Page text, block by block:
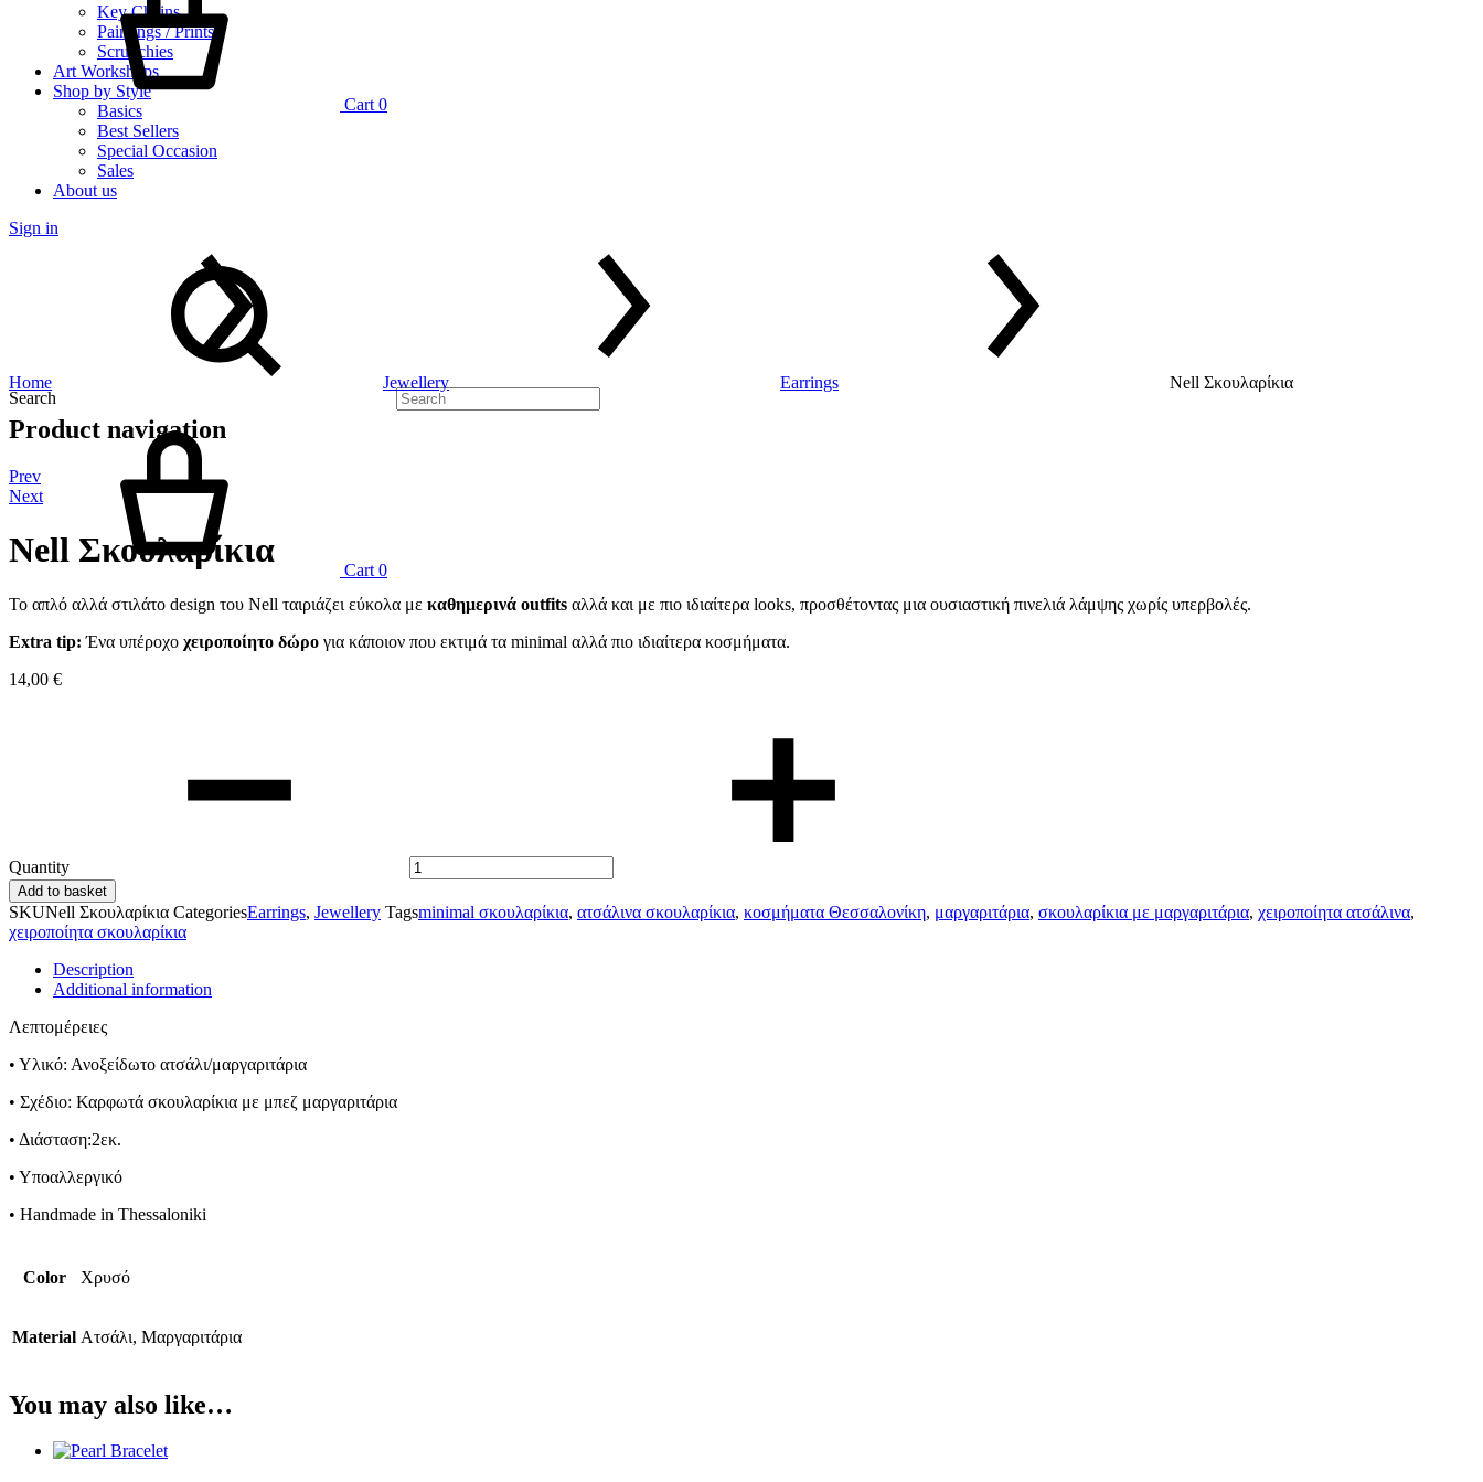
Key Chains
Paintings / Prints
Scrunchies
Art Workshops
Shop by Style
Basics
Best Sellers
Special Occasion
Sales
About us
Sign in
Search
Cart 0
Cart 0
Home Jewellery Earrings Nell Σκουλαρίκια
Product navigation
Prev
Next
Nell Σκουλαρίκια
Το απλό αλλά στιλάτο design του Nell ταιριάζει εύκολα με καθημερινά outfits αλλά και με πιο ιδιαίτερα looks, προσθέτοντας μια ουσιαστική πινελιά λάμψης χωρίς υπερβολές.
Extra tip: Ένα υπέροχο χειροποίητο δώρο για κάποιον που εκτιμά τα minimal αλλά πιο ιδιαίτερα κοσμήματα.
14,00 €
Quantity
Add to basket
SKUNell Σκουλαρίκια CategoriesEarrings, Jewellery Tagsminimal σκουλαρίκια, ατσάλινα σκουλαρίκια, κοσμήματα Θεσσαλονίκη, μαργαριτάρια, σκουλαρίκια με μαργαριτάρια, χειροποίητα ατσάλινα,
χειροποίητα σκουλαρίκια
Description
Additional information
Λεπτομέρειες
• Υλικό: Ανοξείδωτο ατσάλι/μαργαριτάρια
• Σχέδιο: Καρφωτά σκουλαρίκια με μπεζ μαργαριτάρια
• Διάσταση:2εκ.
• Υποαλλεργικό
• Handmade in Thessaloniki
Color Χρυσό
Material Ατσάλι, Μαργαριτάρια
You may also like…